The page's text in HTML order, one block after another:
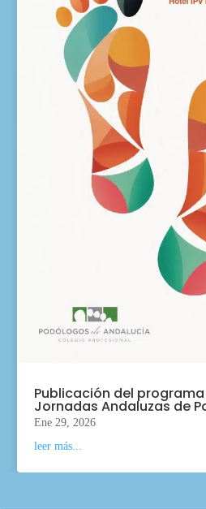
Publicación del
Jornadas Andaluzas de
Ene 29, 2026
leer más...